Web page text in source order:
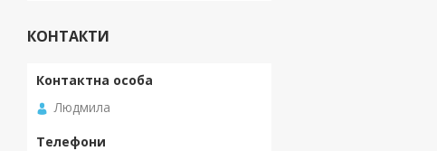
КОНТАКТИ
Людмила